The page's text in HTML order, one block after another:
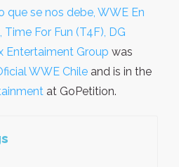
que se nos debe, WWE En
Time For Fun (T4F), DG
Entertaiment Group was
WWE Chile and is in the
at GoPetition.